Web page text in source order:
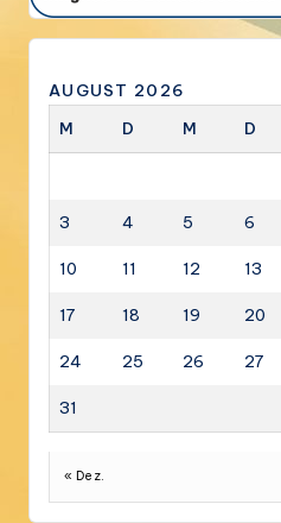
AUGUST 2026
M
D M D
3 4 5 6
10 11 12 13
17 18 19 20
24 25 26 27
31
« Dez.